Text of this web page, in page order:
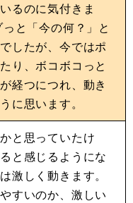
るのに気付きま
と「今の何？」と
したが、今ではポ
り、ボコボコっと
経つにつれ、動き
に思います。
と思っていたけ
と感じるようにな
激しく動きます。
すいのか、激しい